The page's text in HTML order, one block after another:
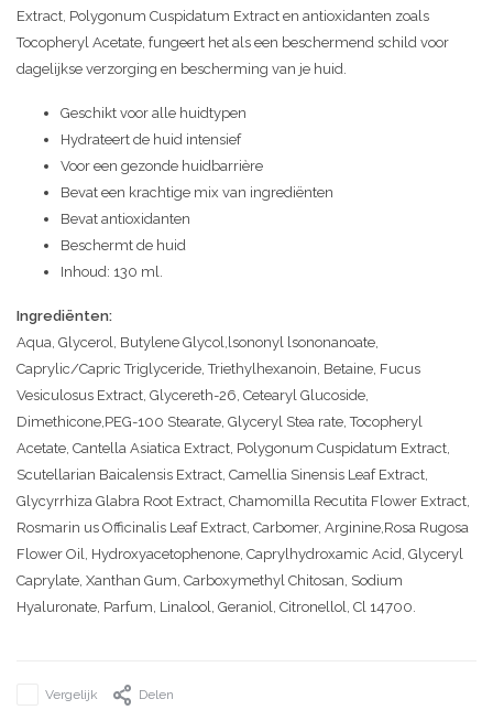
Extract, Polygonum Cuspidatum Extract en antioxidanten zoals
Tocopheryl Acetate, fungeert het als een beschermend schild voor
dagelijkse verzorging en bescherming van je huid.
Geschikt voor alle huidtypen
Hydrateert de huid intensief
Voor een gezonde huidbarrière
Bevat een krachtige mix van ingrediënten
Bevat antioxidanten
Beschermt de huid
Inhoud: 130 ml.
Ingrediënten:
Aqua, Glycerol, Butylene Glycol,lsononyl lsononanoate,
Caprylic/Capric Triglyceride, Triethylhexanoin, Betaine, Fucus
Vesiculosus Extract, Glycereth-26, Cetearyl Glucoside,
Dimethicone,PEG-100 Stearate, Glyceryl Stea rate, Tocopheryl
Acetate, Cantella Asiatica Extract, Polygonum Cuspidatum Extract,
Scutellarian Baicalensis Extract, Camellia Sinensis Leaf Extract,
Glycyrrhiza Glabra Root Extract, Chamomilla Recutita Flower Extract,
Rosmarin us Officinalis Leaf Extract, Carbomer, Arginine,Rosa Rugosa
Flower Oil, Hydroxyacetophenone, Caprylhydroxamic Acid, Glyceryl
Caprylate, Xanthan Gum, Carboxymethyl Chitosan, Sodium
Hyaluronate, Parfum, Linalool, Geraniol, Citronellol, Cl 14700.
Vergelijk Delen